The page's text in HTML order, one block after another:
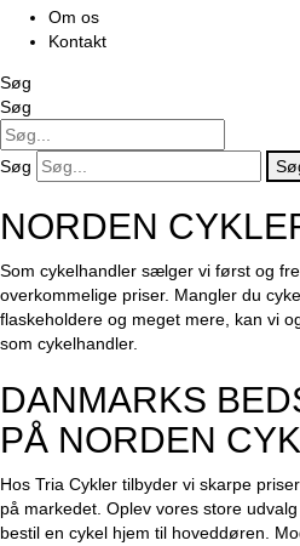
Om os
Kontakt
Søg
Søg
Søg
NORDEN
Som cykelhandler sælger vi først og
overkommelige priser. Mangler du
flaskeholdere og meget mere, kan vi
som cykelhandler.
DANMARKS
PÅ NORDEN
Hos Tria Cykler tilbyder vi skarpe
på markedet. Oplev vores store
bestil en cykel hjem til hoveddøren.